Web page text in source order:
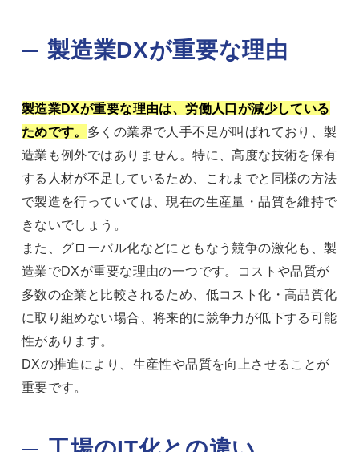
製造業DXが重要な理由
製造業DXが重要な理由は、労働人口が減少している
ためです。 多くの業界で人手不足が叫ばれており、製
造業も例外ではありません。特に、高度な技術を保有
する人材が不足しているため、これまでと同様の方法
で製造を行っていては、現在の生産量・品質を維持で
きないでしょう。
また、グローバル化などにともなう競争の激化も、製
造業でDXが重要な理由の一つです。コストや品質が
多数の企業と比較されるため、低コスト化・高品質化
に取り組めない場合、将来的に競争力が低下する可能
性があります。
DXの推進により、生産性や品質を向上させることが
重要です。